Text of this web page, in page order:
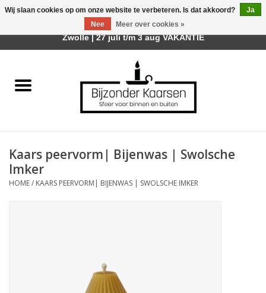
Räder Design Stories
Geurkaarsen
Kaars peervorm| Bijenwas | Swolsche
Imker
HOME/ KAARS PEERVORM| BIJENWAS | SWOLSCHE IMKER
Wij slaan cookies op om onze website te verbeteren. Is dat akkoord?
Ja
Nee
Meer over cookies »
Afhalen is mogelijk bij mijn winkel Trotz | Belvederelaan 107
Zwolle | 27 juli t/m 3 aug VAKANTIE